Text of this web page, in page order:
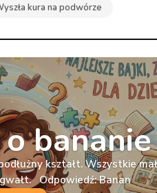
kura na podwórze
bananie
kształt. Wszystkie
Odpowiedź: Banan